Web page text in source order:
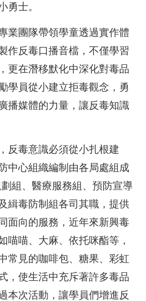
勇士。
業團隊帶領學童透過實作體
作反毒口播音檔，不僅學習
更在潛移默化中深化對毒品
學員從小建立拒毒觀念，勇
播媒體的力量，讓反毒知識
反毒意識必須從小扎根建
中心組織編制由各局處組成
組、醫療服務組、預防宣導
緝毒防制組各司其職，提供
面向的服務，近年來新興毒
喵喵、大麻、依托咪酯等，
常見的咖啡包、糖果、彩虹
，使生活中充斥著許多毒品
本次活動，讓學員們增進反